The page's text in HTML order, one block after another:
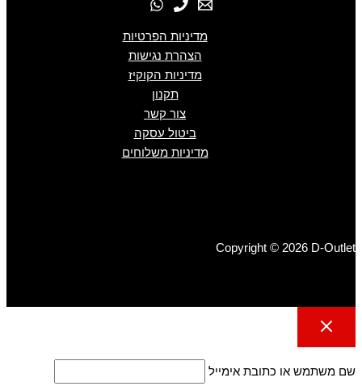
מדיניות הפרטיות
הצהרת נגישות
מדיניות הקוקיז
תקנון
צור קשר
ביטול עסקה
מדיניות משלוחים
Copyright © 2026 D-Outlet
שם משתמש או כתובת אימייל